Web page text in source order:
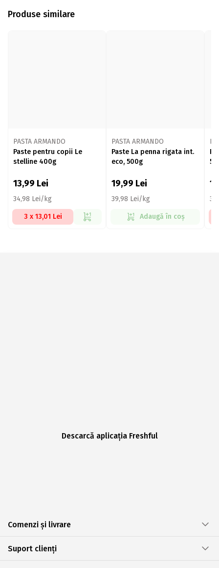
Produse similare
PASTA ARMANDO
Paste pentru copii Le
stelline 400g
13,99 Lei
34,98 Lei/kg
3 x 13,01 Lei
PASTA ARMANDO
Paste La penna rigata int.
eco, 500g
19,99 Lei
39,98 Lei/kg
Adaugă în coș
Descarcă aplicația Freshful
Comenzi și livrare
Suport clienți